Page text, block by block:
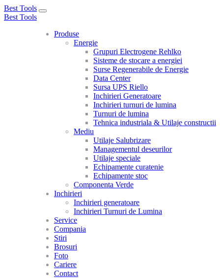
Best Tools
Toggle
Best Tools
Produse
Energie
Grupuri Electrogene Rehlko
Sisteme de stocare a energiei
Surse Regenerabile de Energie
Data Center
Sursa UPS Riello
Inchirieri Generatoare
Inchirieri turnuri de lumina
Turnuri de lumina
Tehnica industriala & Utilaje constructii
Mediu
Utilaje Salubrizare
Managementul deseurilor
Utilaje speciale
Echipamente curatenie
Echipamente stoc
Componenta Verde
Inchirieri
Inchirieri generatoare
Inchirieri Turnuri de Lumina
Service
Compania
Stiri
Brosuri
Foto
Cariere
Contact